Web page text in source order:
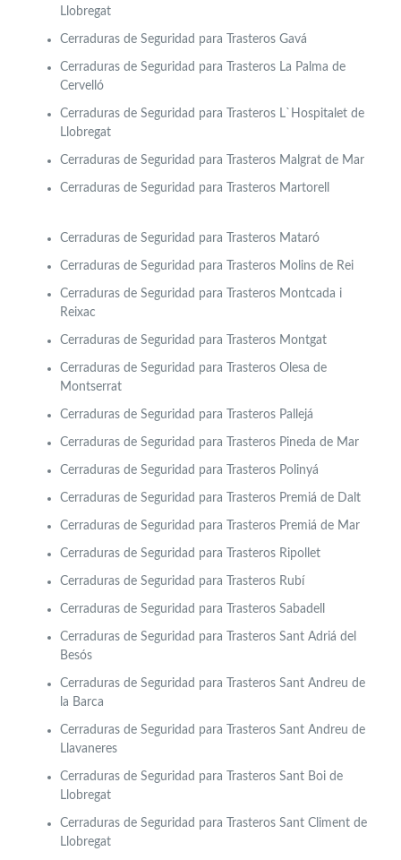
Llobregat
Cerraduras de Seguridad para Trasteros Gavá
Cerraduras de Seguridad para Trasteros La Palma de
Cervelló
Cerraduras de Seguridad para Trasteros L`Hospitalet de
Llobregat
Cerraduras de Seguridad para Trasteros Malgrat de Mar
Cerraduras de Seguridad para Trasteros Martorell
Cerraduras de Seguridad para Trasteros Mataró
Cerraduras de Seguridad para Trasteros Molins de Rei
Cerraduras de Seguridad para Trasteros Montcada i
Reixac
Cerraduras de Seguridad para Trasteros Montgat
Cerraduras de Seguridad para Trasteros Olesa de
Montserrat
Cerraduras de Seguridad para Trasteros Pallejá
Cerraduras de Seguridad para Trasteros Pineda de Mar
Cerraduras de Seguridad para Trasteros Polinyá
Cerraduras de Seguridad para Trasteros Premiá de Dalt
Cerraduras de Seguridad para Trasteros Premiá de Mar
Cerraduras de Seguridad para Trasteros Ripollet
Cerraduras de Seguridad para Trasteros Rubí
Cerraduras de Seguridad para Trasteros Sabadell
Cerraduras de Seguridad para Trasteros Sant Adriá del
Besós
Cerraduras de Seguridad para Trasteros Sant Andreu de
la Barca
Cerraduras de Seguridad para Trasteros Sant Andreu de
Llavaneres
Cerraduras de Seguridad para Trasteros Sant Boi de
Llobregat
Cerraduras de Seguridad para Trasteros Sant Climent de
Llobregat